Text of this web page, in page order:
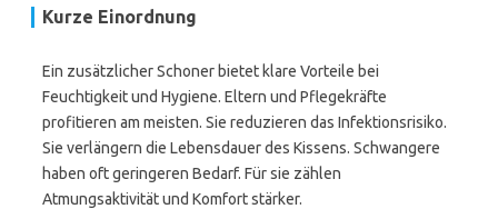
Kurze Einordnung
Ein zusätzlicher Schoner bietet klare Vorteile bei
Feuchtigkeit und Hygiene. Eltern und Pflegekräfte
profitieren am meisten. Sie reduzieren das Infektionsrisiko.
Sie verlängern die Lebensdauer des Kissens. Schwangere
haben oft geringeren Bedarf. Für sie zählen
Atmungsaktivität und Komfort stärker.